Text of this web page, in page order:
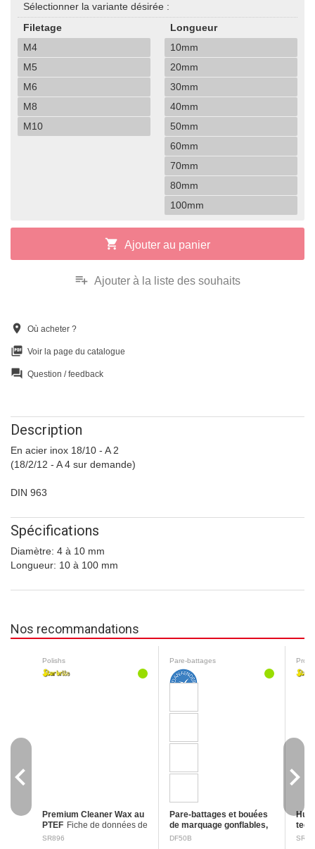
Sélectionner la variante désirée :
Filetage
M4
M5
M6
M8
M10
Longueur
10mm
20mm
30mm
40mm
50mm
60mm
70mm
80mm
100mm
shopping_cart Ajouter au panier
playlist_add Ajouter à la liste des souhaits
location_on Où acheter ?
picture_as_pdf Voir la page du catalogue
question_answer Question / feedback
Description
En acier inox 18/10 - A 2
(18/2/12 - A 4 sur demande)
DIN 963
Spécifications
Diamètre: 4 à 10 mm
Longueur: 10 à 100 mm
Nos recommandations
Polishs
Premium Cleaner Wax au
PTEF Fiche de données de
sécurité Mention
SR896
Pare-battages
Pare-battages et bouées
de marquage gonflables,
Ø 41 cm
DF50B
navigate_before navigate_next